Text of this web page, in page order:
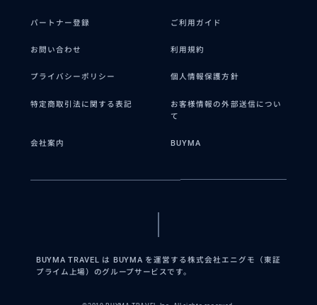
パートナー登録 ご利用ガイド
お問い合わせ 利用規約
プライバシーポリシー 個人情報保護方針
特定商取引法に関する表記
お客様情報の外部送信につい
て
会社案内 BUYMA
BUYMA TRAVEL は BUYMA を運営する株式会社エニグモ（東証
プライム上場）のグループサービスです。